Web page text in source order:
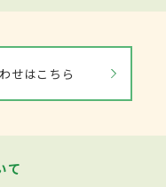
せはこちら
て